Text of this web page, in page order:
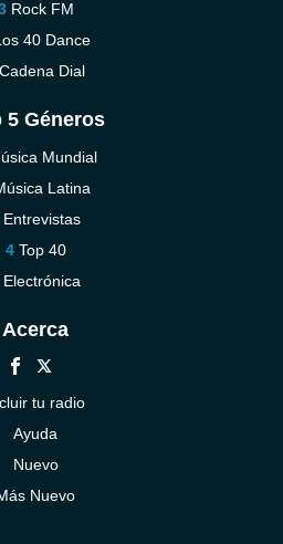
Rock FM
40 Dance
Cadena Dial
5 Géneros
Mundial
Latina
Entrevistas
Top 40
Electrónica
Acerca
tu radio
Ayuda
Nuevo
Nuevo